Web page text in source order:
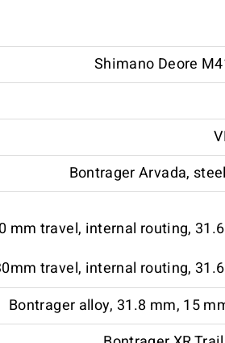
Shimano Deore
Bontrager Arvada,
mm travel, internal routing,
travel, internal routing,
Bontrager alloy, 31.8 mm, 15